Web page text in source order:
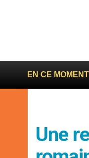
EN CE MOMENT
suite au décès du
Une